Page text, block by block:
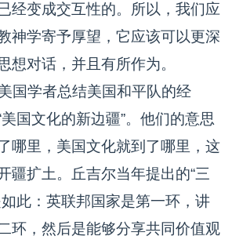
经变成交互性的。所以，我们应
神学寄予厚望，它应该可以更深
想对话，并且有所作为。
国学者总结美国和平队的经
国文化的新边疆”。他们的意思
哪里，美国文化就到了哪里，这
疆扩土。丘吉尔当年提出的“三
此：英联邦国家是第一环，讲
环，然后是能够分享共同价值观